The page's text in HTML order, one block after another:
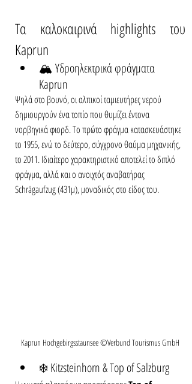
Τα καλοκαιρινά highlights του
Kaprun
🏔️ Υδροηλεκτρικά φράγματα
Kaprun
Ψηλά στο βουνό, οι αλπικοί ταμιευτήρες νερού
δημιουργούν ένα τοπίο που θυμίζει έντονα
νορβηγικά φιορδ. Το πρώτο φράγμα κατασκευάστηκε
το 1955, ενώ το δεύτερο, σύγχρονο θαύμα μηχανικής,
το 2011. Ιδιαίτερο χαρακτηριστικό αποτελεί το διπλό
φράγμα, αλλά και ο ανοιχτός αναβατήρας
Schrägaufzug (431μ), μοναδικός στο είδος του.
Kaprun Hochgebirgsstaunsee ©Verbund Tourismus GmbH
❄️ Kitzsteinhorn & Top of Salzburg